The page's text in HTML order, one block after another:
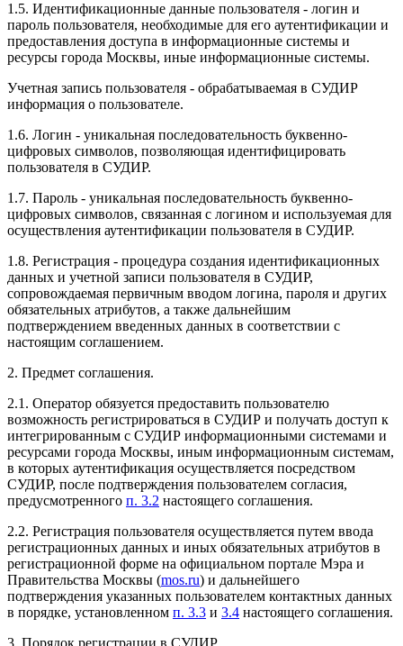
1.5. Идентификационные данные пользователя - логин и
пароль пользователя, необходимые для его аутентификации и
предоставления доступа в информационные системы и
ресурсы города Москвы, иные информационные системы.
Учетная запись пользователя - обрабатываемая в СУДИР
информация о пользователе.
1.6. Логин - уникальная последовательность буквенно-
цифровых символов, позволяющая идентифицировать
пользователя в СУДИР.
1.7. Пароль - уникальная последовательность буквенно-
цифровых символов, связанная с логином и используемая для
осуществления аутентификации пользователя в СУДИР.
1.8. Регистрация - процедура создания идентификационных
данных и учетной записи пользователя в СУДИР,
сопровождаемая первичным вводом логина, пароля и других
обязательных атрибутов, а также дальнейшим
подтверждением введенных данных в соответствии с
настоящим соглашением.
2. Предмет соглашения.
2.1. Оператор обязуется предоставить пользователю
возможность регистрироваться в СУДИР и получать доступ к
интегрированным с СУДИР информационными системами и
ресурсами города Москвы, иным информационным системам,
в которых аутентификация осуществляется посредством
СУДИР, после подтверждения пользователем согласия,
предусмотренного п. 3.2 настоящего соглашения.
2.2. Регистрация пользователя осуществляется путем ввода
регистрационных данных и иных обязательных атрибутов в
регистрационной форме на официальном портале Мэра и
Правительства Москвы (mos.ru) и дальнейшего
подтверждения указанных пользователем контактных данных
в порядке, установленном п. 3.3 и 3.4 настоящего соглашения.
3. Порядок регистрации в СУДИР.